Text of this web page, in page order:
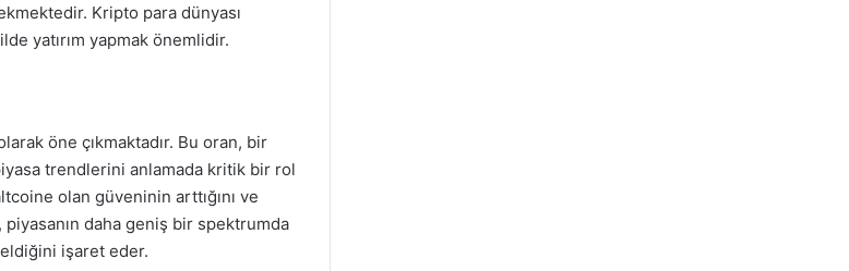
Kripto para dünyası
yatırım yapmak önemlidir.
öne çıkmaktadır. Bu oran, bir
trendlerini anlamada kritik bir rol
olan güveninin arttığını ve
daha geniş bir spektrumda
işaret eder.